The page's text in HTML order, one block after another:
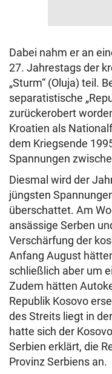
Dabei nahm er an
27. Jahrestags der
„Sturm“ (Oluja) teil.
separatistische
zurückerobert
Kroatien als
dem Kriegsende
Spannungen
Diesmal wird der
jüngsten
überschattet. Am
ansässige Serben
Verschärfung der
Anfang August
schließlich aber um
Zudem hätten
Republik Kosovo
des Streits liegt in
hatte sich der
Serbien erklärt, die
Provinz Serbiens an.